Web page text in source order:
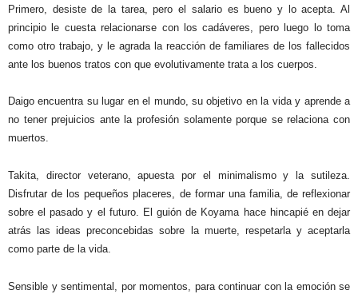
Primero, desiste de la tarea, pero el salario es bueno y lo acepta. Al
principio le cuesta relacionarse con los cadáveres, pero luego lo toma
como otro trabajo, y le agrada la reacción de familiares de los fallecidos
ante los buenos tratos con que evolutivamente trata a los cuerpos.
Daigo encuentra su lugar en el mundo, su objetivo en la vida y aprende a
no tener prejuicios ante la profesión solamente porque se relaciona con
muertos.
Takita, director veterano, apuesta por el minimalismo y la sutileza.
Disfrutar de los pequeños placeres, de formar una familia, de reflexionar
sobre el pasado y el futuro. El guión de Koyama hace hincapié en dejar
atrás las ideas preconcebidas sobre la muerte, respetarla y aceptarla
como parte de la vida.
Sensible y sentimental, por momentos, para continuar con la emoción se